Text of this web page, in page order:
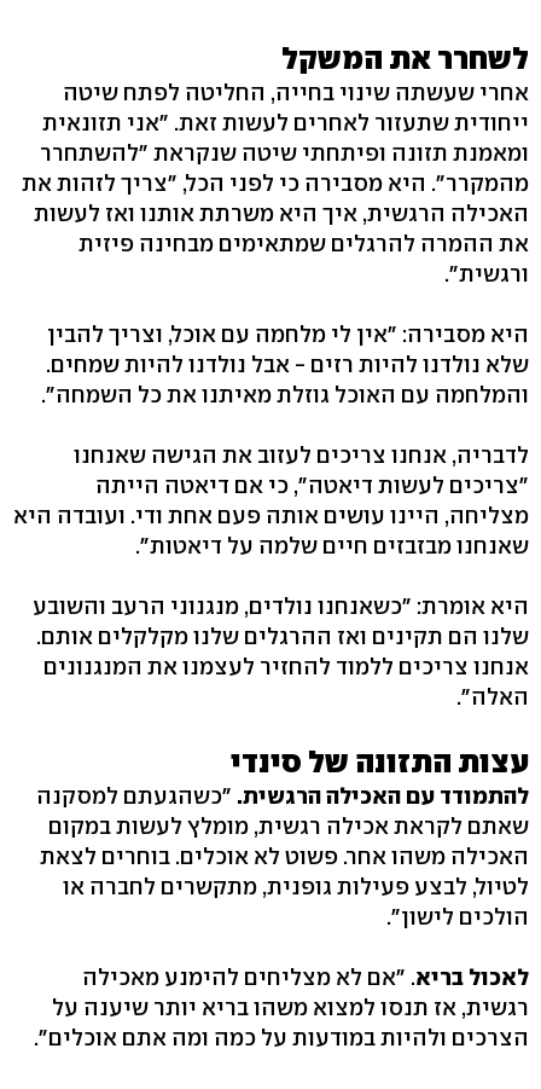
לשחרר את המשקל
אחרי שעשתה שינוי בחייה, החליטה לפתח שיטה
ייחודית שתעזור לאחרים לעשות זאת. "אני תזונאית
ומאמנת תזונה ופיתחתי שיטה שנקראת "להשתחרר
מהמקרר". היא מסבירה כי לפני הכל, "צריך לזהות את
האכילה הרגשית, איך היא משרתת אותנו ואז לעשות
את ההמרה להרגלים שמתאימים מבחינה פיזית
ורגשית".
היא מסבירה: "אין לי מלחמה עם אוכל, וצריך להבין
שלא נולדנו להיות רזים - אבל נולדנו להיות שמחים.
והמלחמה עם האוכל גוזלת מאיתנו את כל השמחה".
לדבריה, אנחנו צריכים לעזוב את הגישה שאנחנו
"צריכים לעשות דיאטה", כי אם דיאטה הייתה
מצליחה, היינו עושים אותה פעם אחת ודי. ועובדה היא
שאנחנו מבזבזים חיים שלמה על דיאטות".
היא אומרת: "כשאנחנו נולדים, מנגנוני הרעב והשובע
שלנו הם תקינים ואז ההרגלים שלנו מקלקלים אותם.
אנחנו צריכים ללמוד להחזיר לעצמנו את המנגנונים
האלה".
עצות התזונה של סינדי
להתמודד עם האכילה הרגשית. "כשהגעתם למסקנה
שאתם לקראת אכילה רגשית, מומלץ לעשות במקום
האכילה משהו אחר. פשוט לא אוכלים. בוחרים לצאת
לטיול, לבצע פעילות גופנית, מתקשרים לחברה או
הולכים לישון".
לאכול בריא. "אם לא מצליחים להימנע מאכילה
רגשית, אז תנסו למצוא משהו בריא יותר שיענה על
הצרכים ולהיות במודעות על כמה ומה אתם אוכלים".